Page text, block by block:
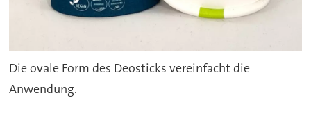
Die ovale Form des Deosticks vereinfacht die
Anwendung.